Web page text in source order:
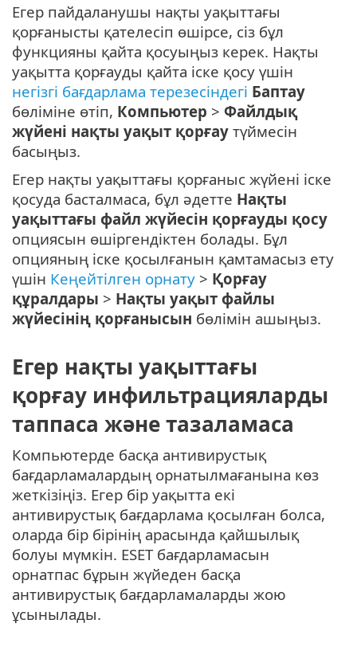
Егер пайдаланушы нақты уақыттағы
қорғанысты қателесіп өшірсе, сіз бұл
функцияны қайта қосуыңыз керек. Нақты
уақытта қорғауды қайта іске қосу үшін
негізгі бағдарлама терезесіндегі Баптау
бөліміне өтіп, Компьютер > Файлдық
жүйені нақты уақыт қорғау түймесін
басыңыз.
Егер нақты уақыттағы қорғаныс жүйені іске
қосуда басталмаса, бұл әдетте Нақты
уақыттағы файл жүйесін қорғауды қосу
опциясын өшіргендіктен болады. Бұл
опцияның іске қосылғанын қамтамасыз ету
үшін Кеңейтілген орнату > Қорғау
құралдары > Нақты уақыт файлы
жүйесінің қорғанысын бөлімін ашыңыз.
Егер нақты уақыттағы
қорғау инфильтрацияларды
таппаса және тазаламаса
Компьютерде басқа антивирустық
бағдарламалардың орнатылмағанына көз
жеткізіңіз. Егер бір уақытта екі
антивирустық бағдарлама қосылған болса,
оларда бір бірінің арасында қайшылық
болуы мүмкін. ESET бағдарламасын
орнатпас бұрын жүйеден басқа
антивирустық бағдарламаларды жою
ұсынылады.